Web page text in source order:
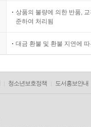
상품의 불량에 의한 반품,
준하여 처리됨
대금 환불 및 환불 지연에
청소년보호정책 도서홍보안내